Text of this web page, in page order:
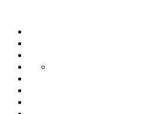
POLITIK